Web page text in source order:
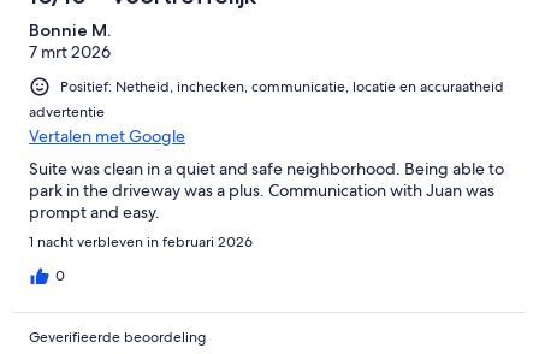
Bonnie M.
7 mrt 2026
Positief: Netheid, inchecken, communicatie, locatie en accuraatheid
advertentie
Vertalen met Google
Suite was clean in a quiet and safe neighborhood. Being able to
park in the driveway was a plus. Communication with Juan was
prompt and easy.
1 nacht verbleven in februari 2026
0
Geverifieerde beoordeling